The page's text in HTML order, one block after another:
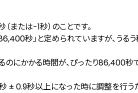
または-1秒）のことです。
秒」と定められていますが、うる
のにかかる時間が、ぴったり86,400
± 0.9秒以上になった時に調整を行う